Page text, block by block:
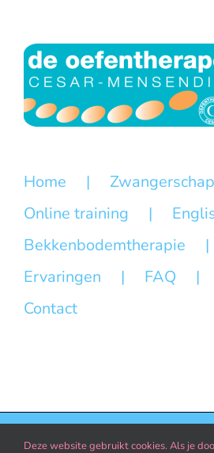
Home
Online training
Bekkenbodemtherapie
Ervaringen
FAQ
Contact
Deze website gebruikt cookies. Als je